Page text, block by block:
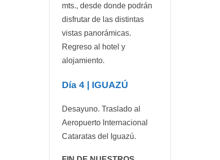
mts., desde donde podrán
disfrutar de las distintas
vistas panorámicas.
Regreso al hotel y
alojamiento.
Día 4 | IGUAZÚ
Desayuno. Traslado al
Aeropuerto Internacional
Cataratas del Iguazú.